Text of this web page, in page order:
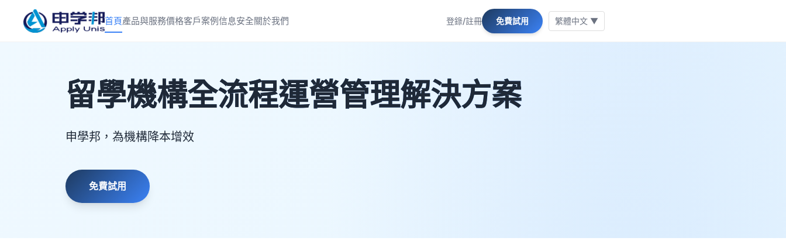
首頁產品與服務價格客戶案例信息安全關於我們 登錄/註冊 免費試用 繁體中文 ▼
留學機構全流程運營管理解決方案
申學邦，為機構降本增效
免費試用